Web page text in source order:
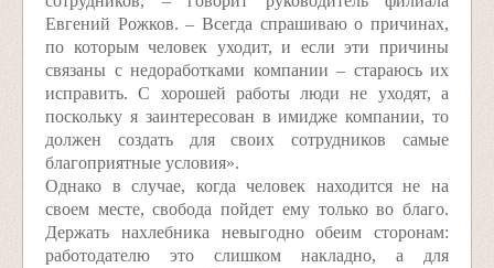
Евгений Рожков. – Всегда спрашиваю о причинах,
по которым человек уходит, и если эти причины
связаны с недоработками компании – стараюсь их
исправить. С хорошей работы люди не уходят, а
поскольку я заинтересован в имидже компании, то
должен создать для своих сотрудников самые
благоприятные условия».
Однако в случае, когда человек находится не на
своем месте, свобода пойдет ему только во благо.
Держать нахлебника невыгодно обеим сторонам:
работодателю это слишком накладно, а для